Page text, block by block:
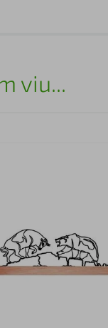
viu...